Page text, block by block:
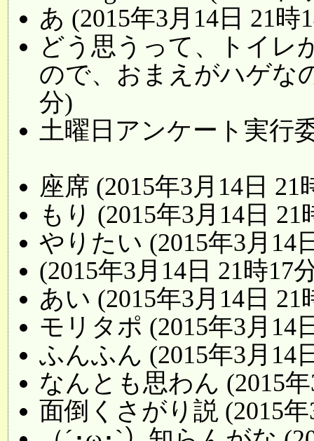
あ (2015年3月14日 21時
どう思うって、トイレ
ので、おまえがハゲな
分)
土曜日アンケート実行
座席 (2015年3月14日 21
もり (2015年3月14日 21
やりたい (2015年3月14
(2015年3月14日 21時17
あい (2015年3月14日 21
モリタポ (2015年3月14
ふんふん (2015年3月14
なんとも思わん (2015
面倒くさがり説 (2015